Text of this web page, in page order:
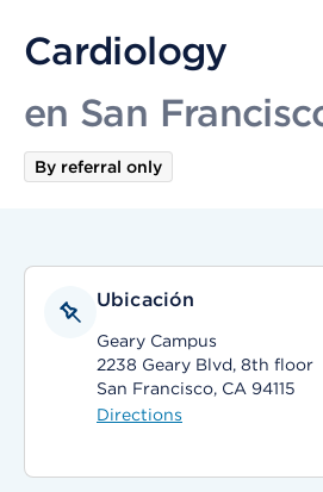
Cardiology
en San
By referral only
Ubicación
Geary Campus
2238 Geary Blvd, 8th floor
San Francisco, CA 94115
Directions